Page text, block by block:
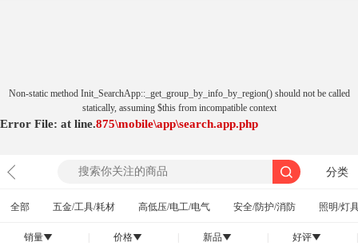
Non-static method Init_SearchApp::_get_group_by_info_by_region() should not be called
statically, assuming $this from incompatible context
Error File: \mobile\app\search.app.php
at 875
line.
分类
全部 五金/工具/耗材 高低压/电工/电气 安全/防护/消防 照明/灯
销量󰄢 价格󰄢 新品󰄢 好评󰄢